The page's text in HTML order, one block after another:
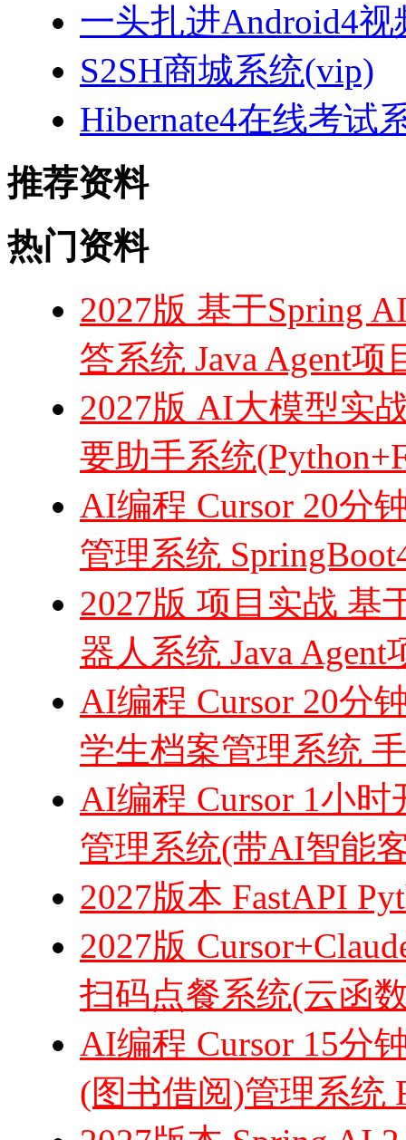
一头扎进Android4视
S2SH商城系统(vip)
Hibernate4在线考试
推荐资料
热门资料
2027版 基于Spring
答系统 Java Agent项
2027版 AI大模型实
要助手系统
AI编程 Cursor 20分
管理系统
2027版 项目实战 基
器人系统 Java
AI编程 Cursor 20分
学生档案管理系统
AI编程 Cursor 1小
管理系统(带AI智能
2027版本 FastAPI
2027版
扫码点餐系统(云函
AI编程 Cursor 15分
(图书借阅)管理系统